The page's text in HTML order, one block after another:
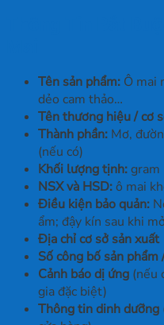
Tên sản phẩm: Ô mai
dẻo cam thảo…
Tên thương hiệu / cơ
Thành phần: Mơ,
(nếu có)
Khối lượng tịnh:gram
NSX và HSD:ô mai
Điều kiện bảo quản:
ẩm; đậy kín sau khi mở
Địa chỉ cơ sở sản xuất
Số công bố sản
Cảnh báo dị ứng (nếu
gia đặc biệt)
Thông tin dinh dưỡng